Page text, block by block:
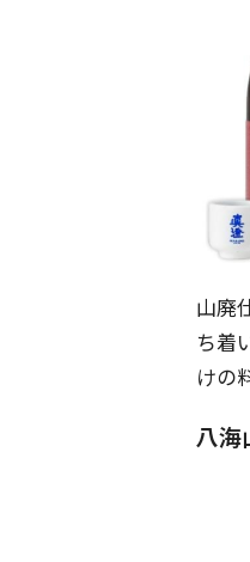
山廃
ち着
けの
八海